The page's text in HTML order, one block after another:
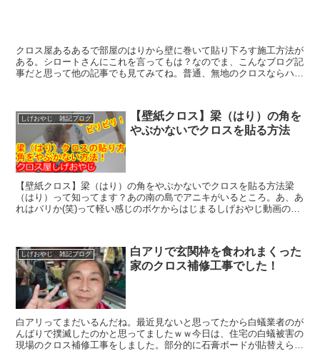
クロス屋あるあるで部屋のはりから壁に巻いて貼り下ろす施工方法が
ある。シロートさんにこれを言ってもは？なのでま、こんなブログ記
事だと思って他の記事でも見てみてね。普通、無地のクロスならハリ
しげおやじ 雑記ブログ
【壁紙クロス】梁（はり）の角を
やぶかないでクロスを貼る方法
【壁紙クロス】梁（はり）の角をやぶかないでクロスを貼る方法梁
（はり）って知ってます？あの南の島でアニキがいるところ。あ、あ
れはバリか(笑)って軽い感じのボケからはじまるしげおやじ動画の紹
しげおやじ 雑記ブログ
白アリで玄関枠を食われまくった
家のクロス補修工事でした！
白アリってまだいるんだね。最近見ないと思ってたから白蟻業者のが
んばりで撲滅したのかと思ってましたｗｗ今日は、住宅の白蟻被害の
現場のクロス補修工事をしました。部分的に石膏ボードが貼替えられ